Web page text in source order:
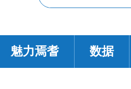
魅力焉耆 数据